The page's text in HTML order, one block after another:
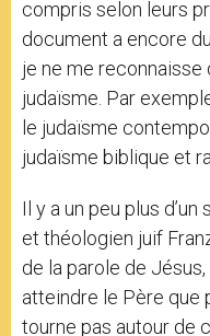
compris selon leurs
document a encore
je ne me reconnaisse
judaïsme. Par
le judaïsme
judaïsme biblique et
Il y a un peu plus
et théologien juif
de la parole de
atteindre le Père que
tourne pas autour de